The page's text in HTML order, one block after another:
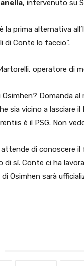
, intervenuto su
la prima alternativa
di Conte lo faccio”.
operatore di
Osimhen? Domanda
sia vicino a lasciare il
è il PSG. Non
attende di conoscere il
di sì. Conte ci ha
Osimhen sarà